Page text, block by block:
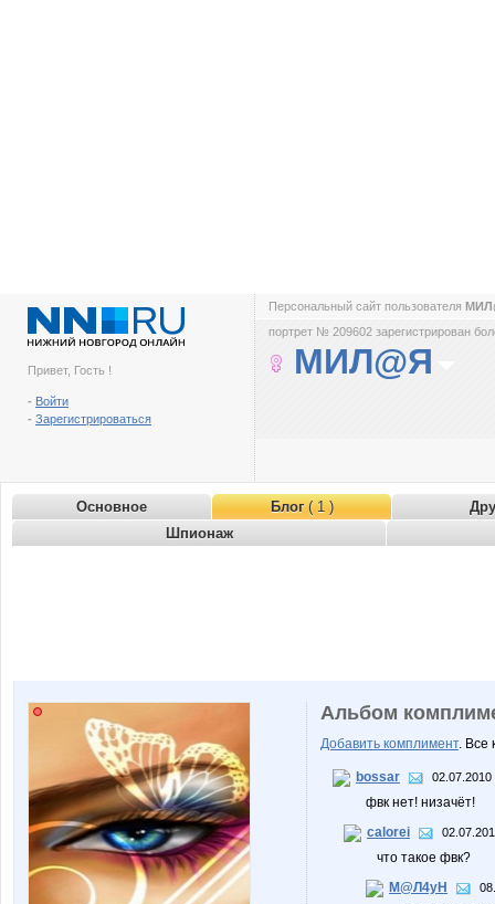
Привет, Гость !
- Войти
- Зарегистрироваться
Персональный сайт пользователя
портрет № 209602 зарегистрирован
МИЛ@Я
Основное Блог( 1 )
Шпионаж
Альбом
Добавить комплимент. Все
bossar 02.07.2010
фвк нет! низачёт!
calorei
что такое фвк?
М@Л4уН